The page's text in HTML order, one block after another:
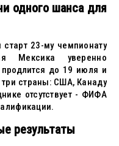
одного шанса для
23-му чемпионату
Мексика уверенно
до 19 июля и
три страны: США, Канаду
отсутствует - ФИФА
результаты